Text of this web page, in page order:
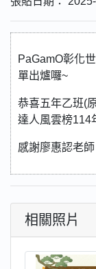
PaGamO彰化
單出爐囉~
恭喜五年乙班(
達人風雲榜114
感謝廖惠認老
相關照片